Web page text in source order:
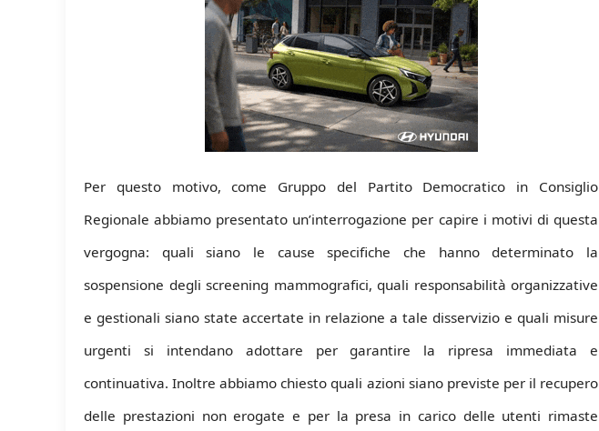
Per questo motivo, come Gruppo del Partito Democratico in Consiglio
Regionale abbiamo presentato un’interrogazione per capire i motivi di questa
vergogna: quali siano le cause specifiche che hanno determinato la
sospensione degli screening mammografici, quali responsabilità organizzative
e gestionali siano state accertate in relazione a tale disservizio e quali misure
urgenti si intendano adottare per garantire la ripresa immediata e
continuativa. Inoltre abbiamo chiesto quali azioni siano previste per il recupero
delle prestazioni non erogate e per la presa in carico delle utenti rimaste